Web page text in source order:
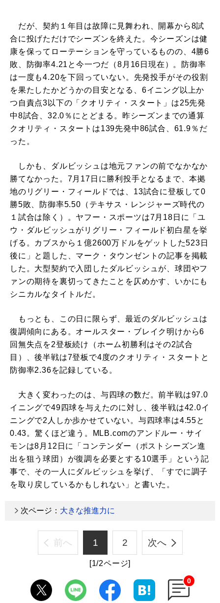
だが、契約１年目は故障に見舞われ、開幕から8試
合に投げただけでシーズンを終えた。今シーズンは健
康を保ってローテーションを守っているものの、4勝6
敗、防御率4.21と今一つだ（8月16日現在）。防御率
は一度も4.20を下回っていない。先発投手がその役割
を果たしたかどうかの目安となる、6イニング以上か
つ自責点3以下の「クオリティ・スタート」は25先発
中8試合、32.0％にとどまる。昨シーズンまでの通算
クオリティ・スタートは139先発中86試合、61.9％だ
った。
しかも、ダルビッシュは地元ファンの前でなかなか
勝てなかった。7月17日に勝利投手となるまで、本拠
地のリグリー・フィールドでは、13試合に登板して0
勝5敗、防御率5.50（テキサス・レンジャーズ時代の
１試合は除く）。ヤフー・スポーツは7月18日に「ユ
ウ・ダルビッシュがリグリー・フィールド初白星を挙
げる。カブスから１億2600万ドルをゲットした523日
後に」と題した、マーク・タウンゼントの記事を掲載
した。大型契約で入団したダルビッシュが、球団やフ
ァンの期待を裏切ってきたことを仄めかす、いかにも
シニカルなタイトルだ。
もっとも、この日に限らず、最近のダルビッシュは
復調傾向にある。オールスター・ブレイク明けから6
回無失点を2登板続け（ホーム初勝利はその2試合
目）、後半戦は7登板で4度のクオリティ・スタートと
防御率2.36を記録している。
大きく変わったのは、与四球の数だ。前半戦は97.0
イニングで49四球を与えたのに対し、後半戦は42.0イ
ニングで2人しか歩かせていない。与四球率は4.55と
0.43。驚くほど違う。MLB.comのアンドルー・サイ
モンは8月12日に「コンテンダー（ポストシーズン進
出を狙う球団）が復調を必要とする10選手」という記
事で、その一人にダルビッシュを挙げ、「すでに調子
を取り戻しているかもしれない」と書いた。
次ページ： 大きな推進力に
前へ 1 2 次へ
[1/2ページ]
0